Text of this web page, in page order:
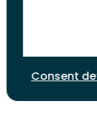
Consent